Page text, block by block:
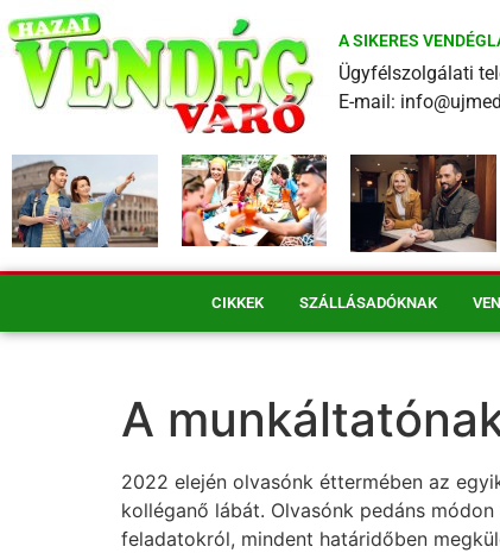
A SIKERES
Ügyfélszolgálati
E-mail:
CIKKEK SZÁLLÁSADÓKNAK
A
2022 elején olvasónk éttermében az
kolléganő lábát. Olvasónk pedáns
feladatokról, mindent határidőben